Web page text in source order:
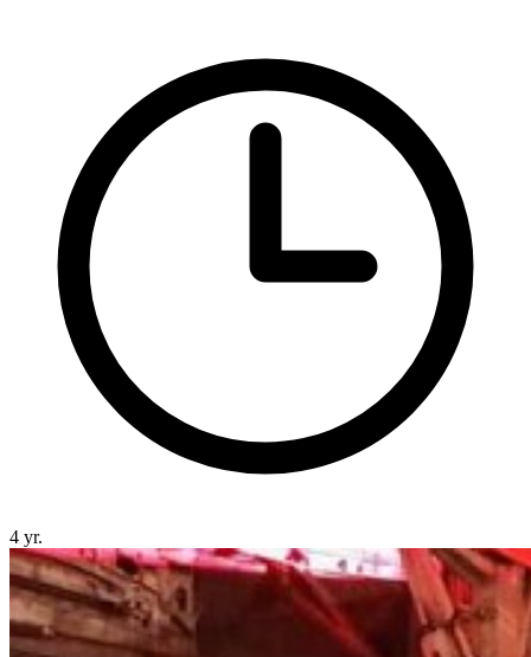
4 yr.